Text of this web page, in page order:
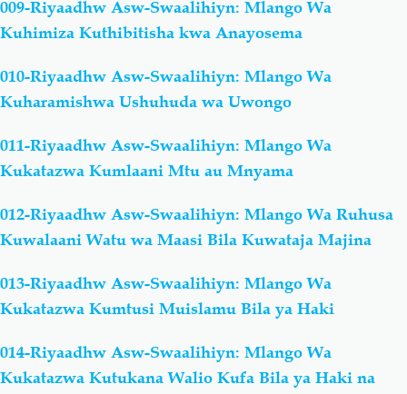
009-Riyaadhw Asw-Swaalihiyn: Mlango Wa
Kuhimiza Kuthibitisha kwa Anayosema
010-Riyaadhw Asw-Swaalihiyn: Mlango Wa
Kuharamishwa Ushuhuda wa Uwongo
011-Riyaadhw Asw-Swaalihiyn: Mlango Wa
Kukatazwa Kumlaani Mtu au Mnyama
012-Riyaadhw Asw-Swaalihiyn: Mlango Wa Ruhusa
Kuwalaani Watu wa Maasi Bila Kuwataja Majina
013-Riyaadhw Asw-Swaalihiyn: Mlango Wa
Kukatazwa Kumtusi Muislamu Bila ya Haki
014-Riyaadhw Asw-Swaalihiyn: Mlango Wa
Kukatazwa Kutukana Walio Kufa Bila ya Haki na